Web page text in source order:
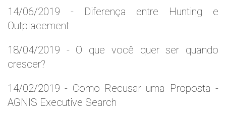
14/06/2019 - Diferença entre Hunting e
Outplacement
18/04/2019 - O que você quer ser quando
crescer?
14/02/2019 - Como Recusar uma Proposta -
AGNIS Executive Search